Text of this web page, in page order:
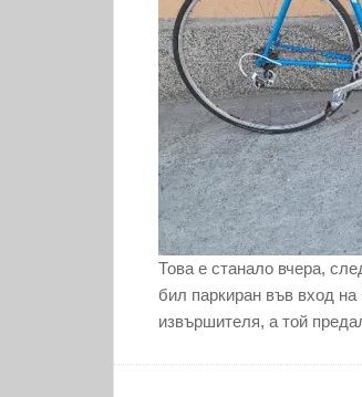
Това е станало вчера,
бил паркиран във вход
извършителя, а той